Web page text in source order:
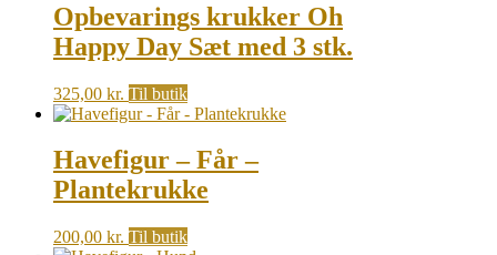
Opbevarings krukker Oh
Happy Day Sæt med 3 stk.
325,00 kr. Til butik
Havefigur – Får –
Plantekrukke
200,00 kr. Til butik